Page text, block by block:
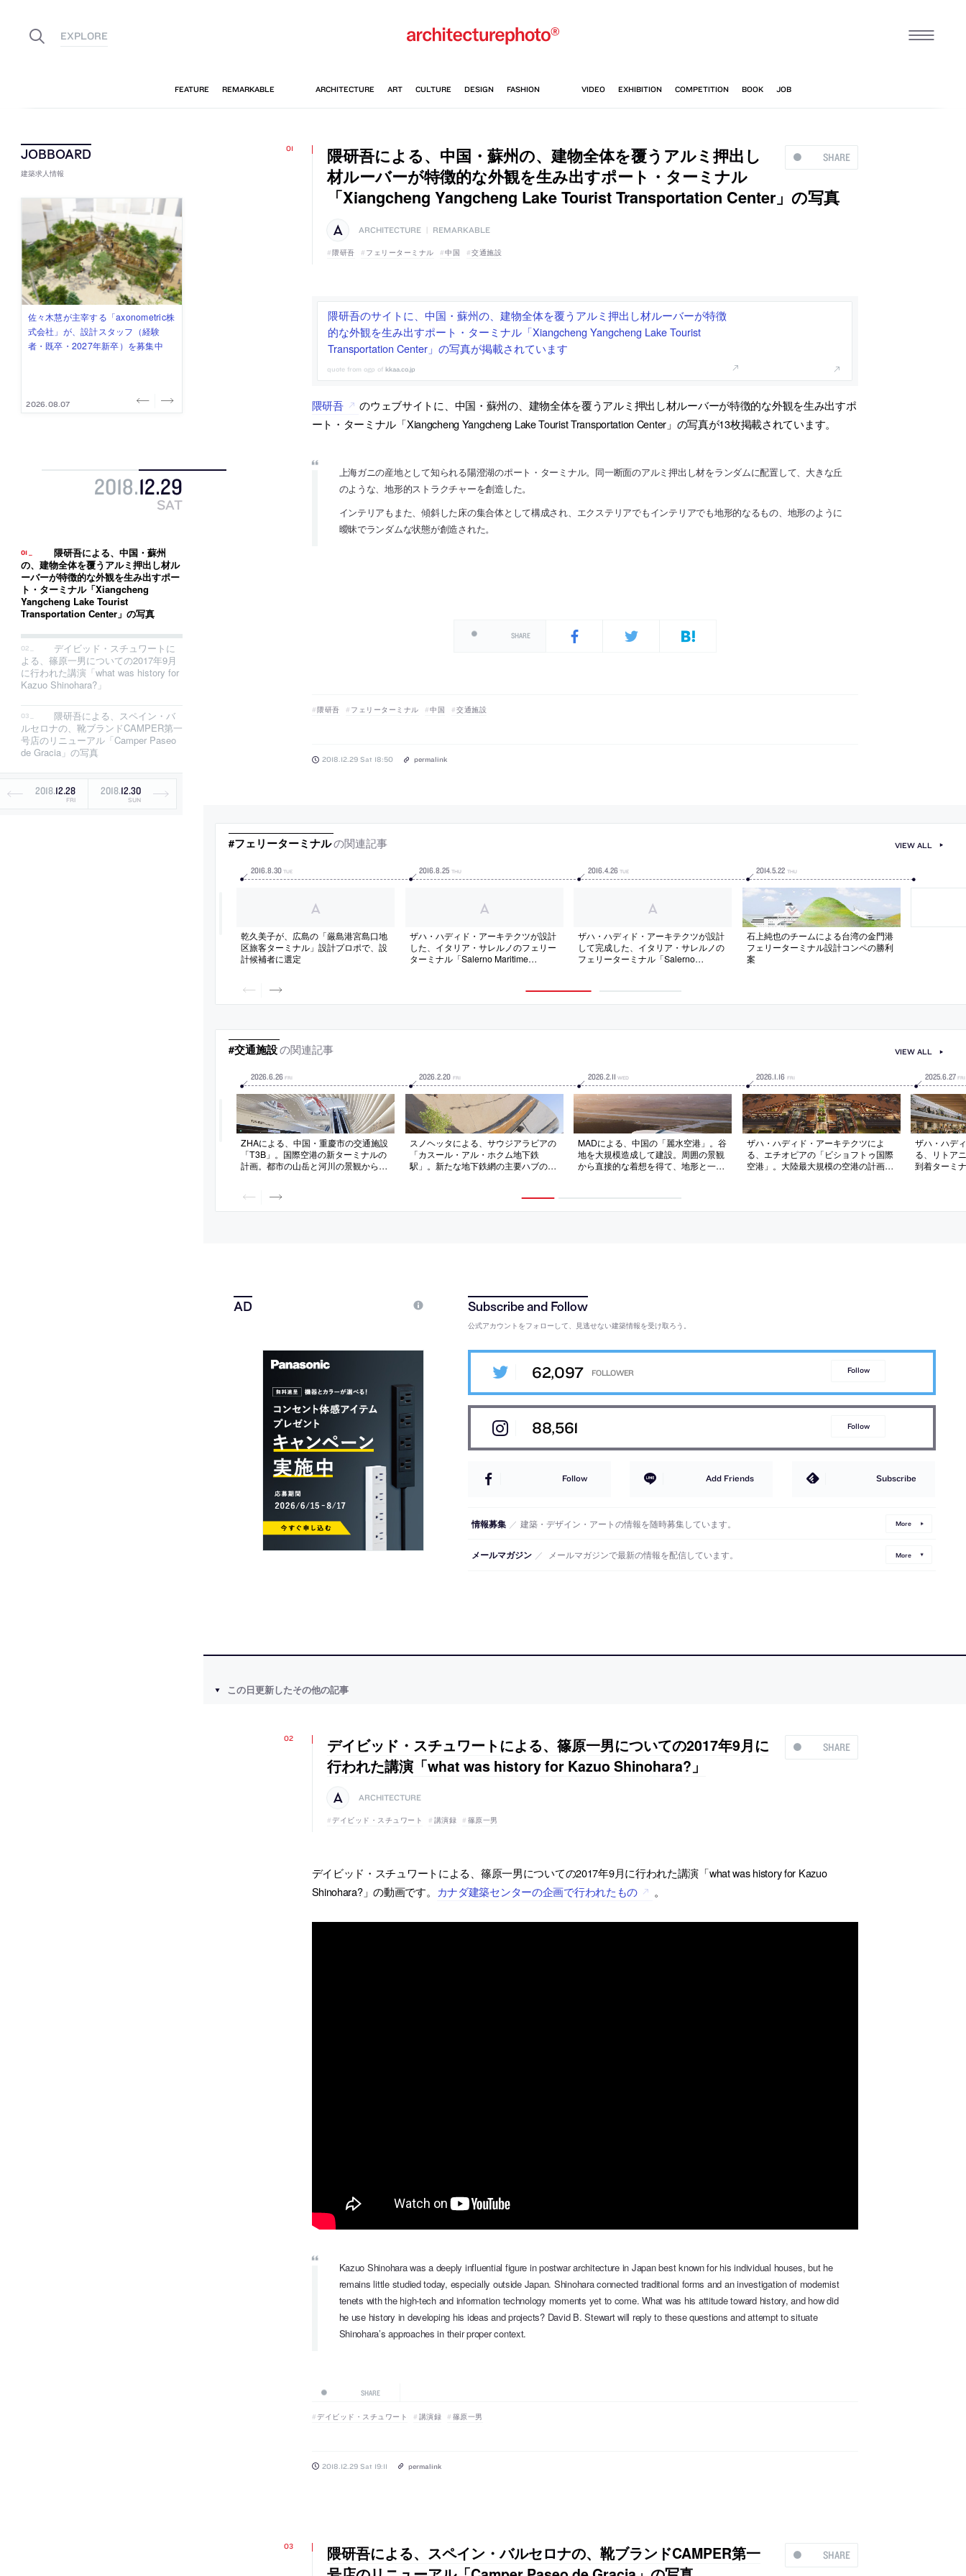
建築求人情報
佐々木慧が主宰する「axonometric株
式会社」が、設計スタッフ（経験
者・既卒・2027年新卒）を募集中
2026.08.07
古民家を軸に全国で“価値循環の仕組
み”を作り、リモートワーク主体の働
き方を実践する「株式会社つぎと」
2026.08.03
リノベる株式会社が、設計パートナ
ー (業務委託) を募集中
2026.08.03
社会への影響力のある建築を手掛
け、スタッフ同士で助け合う環境づ
くりも行う「E.A.S.T.architects」
2026.07.31
代官山を拠点に活動する「梅澤竜也 /
ALA INC.」が、設計スタッフ・アル
バイト・事務職を募集中
2026.07.30
2018.12.29
SAT
隈研吾による、中国・蘇州
の、建物全体を覆うアルミ押出し材ル
ーバーが特徴的な外観を生み出すポー
ト・ターミナル「Xiangcheng
Yangcheng Lake Tourist
Transportation Center」の写真
デイビッド・スチュワートに
よる、篠原一男についての2017年9月
に行われた講演「what was history for
Kazuo Shinohara?」
隈研吾による、スペイン・バ
ルセロナの、靴ブランドCAMPER第一
号店のリニューアル「Camper Paseo
de Gracia」の写真
2018.12.28
FRI
2018.12.30
SUN
SHARE
隈研吾による、中国・蘇州の、建物全体を覆うアルミ押出し
材ルーバーが特徴的な外観を生み出すポート・ターミナル
「Xiangcheng Yangcheng Lake Tourist Transportation Center」の写真
ARCHITECTURE REMARKABLE
隈研吾 フェリーターミナル 中国 交通施設
隈研吾のサイトに、中国・蘇州の、建物全体を覆うアルミ押出し材ルーバーが特徴
的な外観を生み出すポート・ターミナル「Xiangcheng Yangcheng Lake Tourist
Transportation Center」の写真が掲載されています
kkaa.co.jp
隈研吾
のウェブサイトに、中国・蘇州の、建物全体を覆うアルミ押出し材ルーバーが特徴的な外観を生み出すポ
ート・ターミナル「Xiangcheng Yangcheng Lake Tourist Transportation Center」の写真が13枚掲載されています。
上海ガニの産地として知られる陽澄湖のポート・ターミナル。同一断面のアルミ押出し材をランダムに配置して、大きな丘
のような、地形的ストラクチャーを創造した。
インテリアもまた、傾斜した床の集合体として構成され、エクステリアでもインテリアでも地形的なるもの、地形のように
曖昧でランダムな状態が創造された。
SHARE
隈研吾 フェリーターミナル 中国 交通施設
2018.12.29 Sat 18:50 permalink
#フェリーターミナルの関連記事
2016.8.30 TUE
乾久美子が、広島の「厳島港宮島口地
区旅客ターミナル」設計プロポで、設
計候補者に選定
2016.8.25 THU
ザハ・ハディド・アーキテクツが設計
した、イタリア・サレルノのフェリー
ターミナル「Salerno Maritime
2016.4.26 TUE
ザハ・ハディド・アーキテクツが設計
して完成した、イタリア・サレルノの
フェリーターミナル「Salerno
2014.5.22 THU
石上純也のチームによる台湾の金門港
フェリーターミナル設計コンペの勝利
案
VIEW ALL
#交通施設の関連記事
2026.6.26 FRI
ZHAによる、中国・重慶市の交通施設
「T3B」。国際空港の新ターミナルの
計画。都市の山岳と河川の景観から着
る“X”型の平面構成の建築を考案。旅
客の為の屋外テラスと中庭も設ける
2026.2.20 FRI
スノヘッタによる、サウジアラビアの
「カスール・アル・ホクム地下鉄
駅」。新たな地下鉄網の主要ハブのひ
スパネルで覆われたキャノピーを中央
に据える計画を考案。テラゾー仕上げ
2026.2.11 WED
MADによる、中国の「麗水空港」。谷
地を大規模造成して建設。周囲の景観
から直接的な着想を得て、地形と一体
常と繋がる市民的で心理的な転換の場
にもなる空間も志向
2026.1.16 FRI
ザハ・ハディド・アーキテクツによ
る、エチオピアの「ビショフトゥ国際
空港」。大陸最大規模の空港の計画。
る構成の建築を考案。地域住民と旅客
2025.6.27 FRI
ザハ・ハデ
る、リトア
到着ターミ
井”で“菱形
VIEW ALL
公式アカウントをフォローして、見逃せない建築情報を受け取ろう。
62,097 Follow
88,561 Follow
Follow Add Friends Subscribe
情報募集 ／ 建築・デザイン・アートの情報を随時募集しています。 More
メールマガジン ／ メールマガジンで最新の情報を配信しています。 More
この日更新したその他の記事
SHARE
デイビッド・スチュワートによる、篠原一男についての2017年9月に
行われた講演「what was history for Kazuo Shinohara?」
ARCHITECTURE
デイビッド・スチュワート 講演録 篠原一男
デイビッド・スチュワートによる、篠原一男についての2017年9月に行われた講演「what was history for Kazuo
Shinohara?」の動画です。
カナダ建築センターの企画で行われたもの 。
Kazuo Shinohara was a deeply influential figure in postwar architecture in Japan best known for his individual houses, but he
remains little studied today, especially outside Japan. Shinohara connected traditional forms and an investigation of modernist
tenets with the high-tech and information technology moments yet to come. What was his attitude toward history, and how did
he use history in developing his ideas and projects? David B. Stewart will reply to these questions and attempt to situate
Shinohara’s approaches in their proper context.
SHARE
デイビッド・スチュワート 講演録 篠原一男
2018.12.29 Sat 19:11 permalink
SHARE
隈研吾による、スペイン・バルセロナの、靴ブランドCAMPER第一